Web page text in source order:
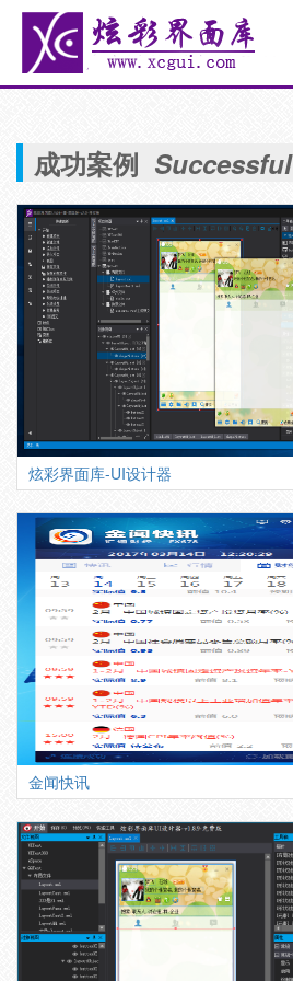
成功案例
炫彩界面库-UI设计器
金闻快讯